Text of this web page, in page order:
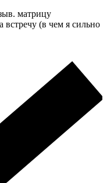
матрицу
встречу (в чем я сильно